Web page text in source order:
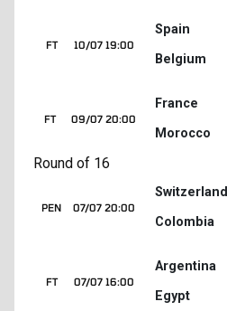
10/07 19:00
FT
Spain
Belgium
09/07 20:00
FT
France
Morocco
Round of 16
07/07 20:00
PEN
Switzerland
Colombia
07/07 16:00
FT
Argentina
Egypt